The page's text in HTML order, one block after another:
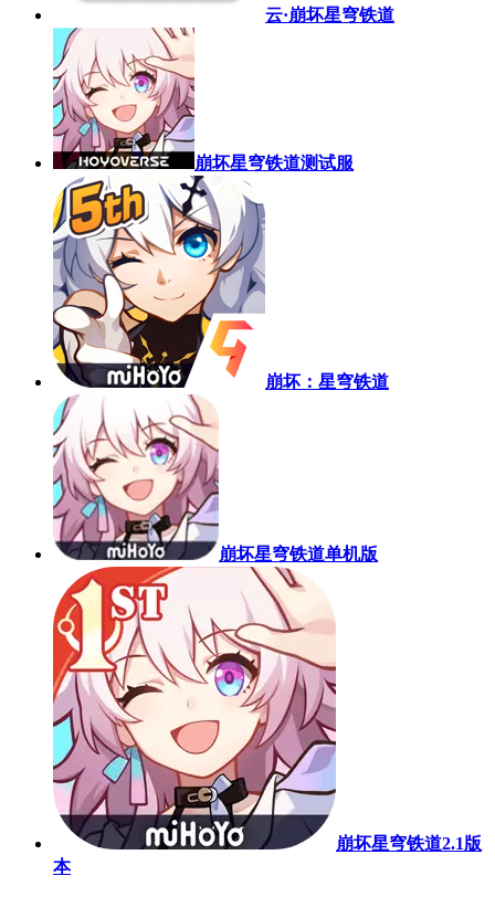
云·崩坏星穹铁道
崩坏星穹铁道测试服
崩坏：星穹铁道
崩坏星穹铁道单机版
崩坏星穹铁道2.1版
本